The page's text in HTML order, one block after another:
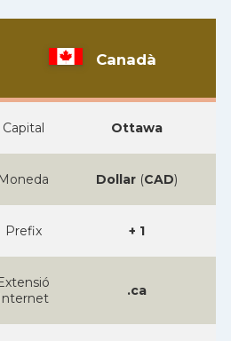
Canadà
Capital Ottawa
Moneda Dollar(CAD)
Prefix + 1
Internet
.ca